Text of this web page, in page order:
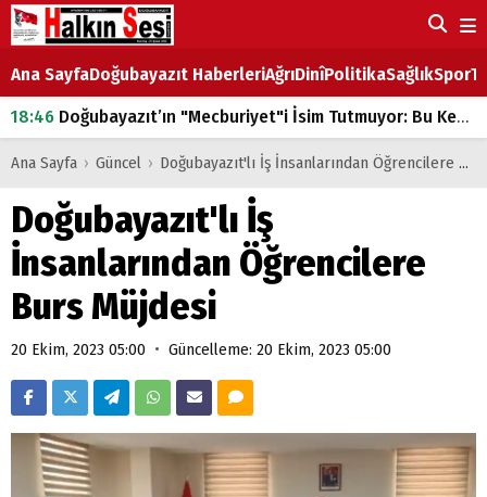
Ana SayfaDoğubayazıt HaberleriAğrıDinîPolitikaSağlıkSpor
18:46 Doğubayazıt’ın "Mecburiyet"i İsim Tutmuyor: Bu Kez de Mem u Zîn Oldu!
07:53Doğubayazıt’ta Ekmek Fiyatlarına Zam
Doğubayazıt'ta çocukların sırtındaki ağır yük
07:00 DEVLET ve HÜKÜMET
18:29ÇARŞI CADDESİ YAZ BOZ TAHTASI
Ana Sayfa › Güncel › Doğubayazıt'lı İş İnsanlarından Öğrencilere Burs Müjdesi
Doğubayazıt'lı İş
İnsanlarından Öğrencilere
Burs Müjdesi
20 Ekim, 2023 05:00 • Güncelleme: 20 Ekim, 2023 05:00